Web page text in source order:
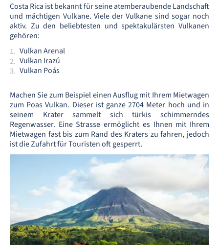
Costa Rica ist bekannt für seine atemberaubende Landschaft
und mächtigen Vulkane. Viele der Vulkane sind sogar noch
aktiv. Zu den beliebtesten und spektakulärsten Vulkanen
gehören:
Vulkan Arenal
Vulkan Irazú
Vulkan Poás
Machen Sie zum Beispiel einen Ausflug mit Ihrem Mietwagen
zum Poas Vulkan. Dieser ist ganze 2704 Meter hoch und in
seinem Krater sammelt sich türkis schimmerndes
Regenwasser. Eine Strasse ermöglicht es Ihnen mit Ihrem
Mietwagen fast bis zum Rand des Kraters zu fahren, jedoch
ist die Zufahrt für Touristen oft gesperrt.